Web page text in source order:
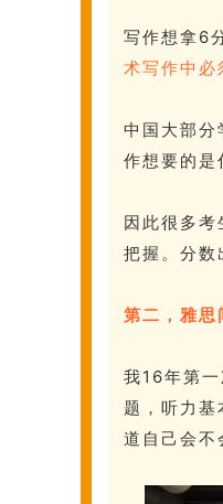
写作想拿6
术写作中必
中国大部分
作想要的是
因此很多
把握。分数
第二，雅思
我16年第
题，听力
道自己会不